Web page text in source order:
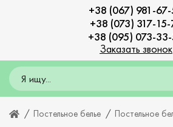
+38 (067) 981-
+38 (073) 317-
+38 (095) 073-
Заказать звонок
Постельное белье Постельное